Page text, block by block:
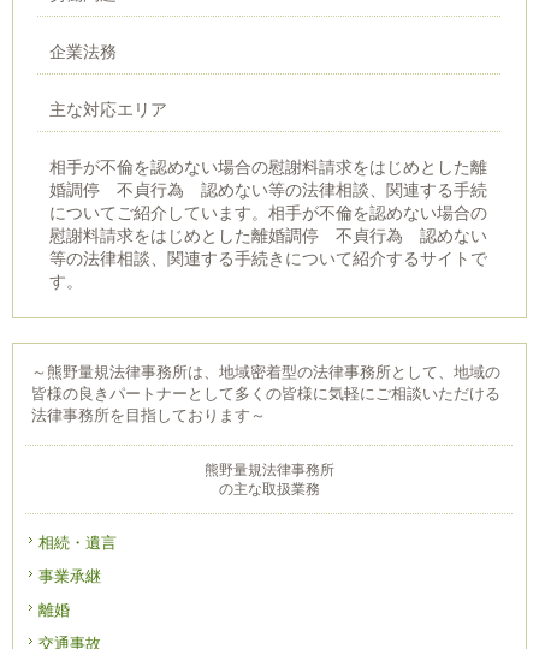
～熊野量規法律事務所は、地域密着型の法律事務所として、地域の
皆様の良きパートナーとして多くの皆様に気軽にご相談いただける
法律事務所を目指しております～
熊野量規法律事務所
の主な取扱業務
相続・遺言
事業承継
離婚
交通事故
企業法務
主な対応エリア
相手が不倫を認めない場合の慰謝料請求をはじめとした離
婚調停 不貞行為 認めない等の法律相談、関連する手続
についてご紹介しています。相手が不倫を認めない場合の
慰謝料請求をはじめとした離婚調停 不貞行為 認めない
等の法律相談、関連する手続きについて紹介するサイトで
す。